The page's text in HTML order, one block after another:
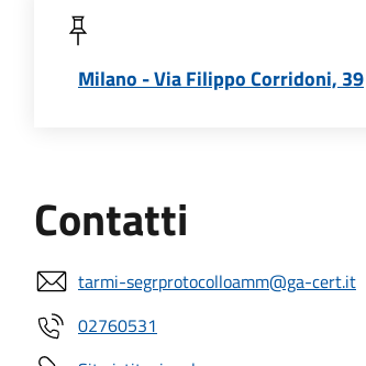
Milano - Via Filippo Corridoni, 39
Contatti
tarmi-segrprotocolloamm@ga-cert.it
02760531